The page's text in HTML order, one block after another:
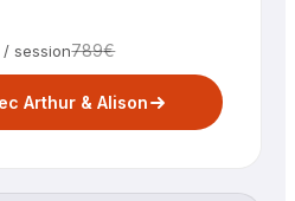
/ session789€
Arthur & Alison